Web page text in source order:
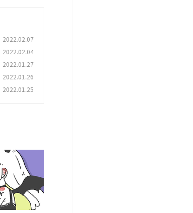
2022.02.07
2022.02.04
2022.01.27
2022.01.26
2022.01.25